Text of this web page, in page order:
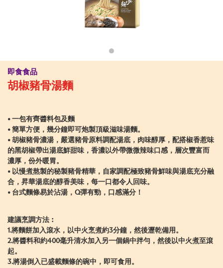
即食食品
胡椒豬骨湯麵
• 一包有齊醬料包及麵
• 簡單方便，幾分鐘即可炮製頂級滋味湯麵。
• 胡椒豬骨濃湯，嚴選豬骨原料調配湯底，肉味醇厚，配搭椒香惹味
的黑胡椒帶出湯底鮮甜味，香濃以外帶微微辣味口感，層次豐富而
濃厚，份外暖胃。
• 以慢煮熬製的秘製豬骨精華，自家調配極致豬骨鮮味與湯底充分融
合，昇華湯底的醇香美味，每一口都令人回味。
• 台式麵條易於沾湯，Q彈有勁，口感滿分！
建議烹調方法︰
1.將麵餅加入滾水，以中火烹煮約3分鐘，然後瀝乾備用。
2.將醬料和約400毫升清水加入另一個鍋中拌勻，然後以中火煮至滾
起。
3.將湯倒入已盛載麵條的碗中，即可食用。